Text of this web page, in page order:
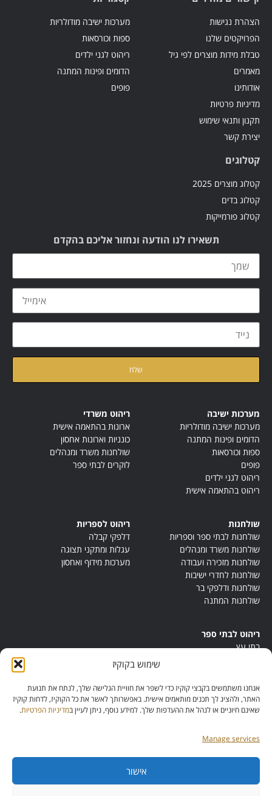
שימוש בקוקיז
אנחנו משתמשים בקבצי קוקיז כדי לשפר את חוויית הגלישה שלך, לנתח את תנועת
האתר, ולהציג לך תכנים מותאמים אישית. באפשרותך לאשר את כל הקוקיז, לדחות קוקיז
שאינם חיוניים או לנהל את ההעדפות שלך. למידע נוסף, ניתן לעיין במדיניות הפרטיות.
Manage services
אישור
הצהרת נגישות
הפרויקטים שלנו
טבלת מידות מוצרים לפי גיל
מאמרים
אודותינו
מדיניות פרטיות
תקנון ותנאי שימוש
יצירת קשר
מערכות ישיבה מודולריות
ספות וכורסאות
ריהוט לגני ילדים
הדומים ופינות המתנה
פופים
קטלוגים
קטלוג מוצרים 2025
קטלוג בדים
קטלוג פורמייקות
תשאירו לנו הודעה ונחזור אליכם בהקדם
מערכות ישיבה
מערכות ישיבה מודולריות
הדומים ופינות המתנה
ספות וכורסאות
פופים
ריהוט לגני ילדים
ריהוט בהתאמה אישית
ריהוט משרדי
ארונות בהתאמה אישית
כונניות וארונות אחסון
שולחנות משרד ומנהלים
לוקרים לבתי ספר
שולחנות
שולחנות לבתי ספר וספריות
שולחנות משרד ומנהלים
שולחנות מזכירה ועבודה
שולחנות לחדרי ישיבות
שולחנות ודלפקי בר
שולחנות המתנה
ריהוט לספריות
דלפקי קבלה
עגלות ומתקני תצוגה
מערכות מידוף ואחסון
ריהוט לבתי ספר
בתי עץ
ריהוט מונטסורי
ריהוט אנתרופוסופי
מס’ ספק: